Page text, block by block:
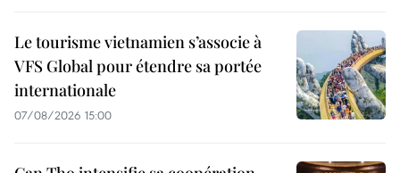
Le tourisme vietnamien s’associe à
VFS Global pour étendre sa portée
internationale
07/08/2026 15:00